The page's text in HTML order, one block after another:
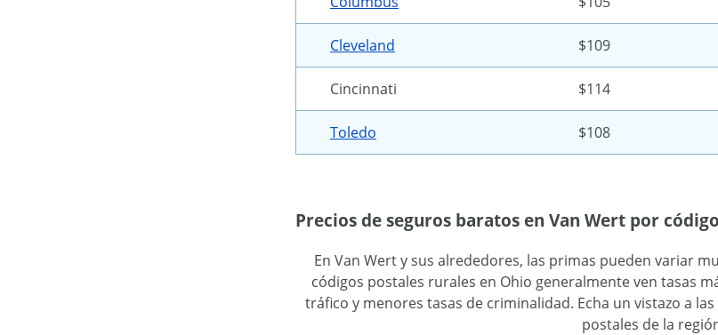
Cleveland $109
Cincinnati $114
Toledo $108
Precios de seguros baratos en Van Wert por
En Van Wert y sus alrededores, las primas pueden variar
códigos postales rurales en Ohio generalmente ven tasas
tráfico y menores tasas de criminalidad. Echa un vistazo a
postales de la